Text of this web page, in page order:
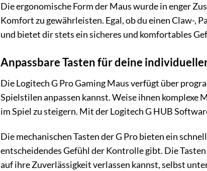
Die ergonomische Form der Maus wurde in enger
Komfort zu gewährleisten. Egal, ob du einen Claw-,
und bietet dir stets ein sicheres und komfortables
Anpassbare Tasten für deine
Die Logitech G Pro Gaming Maus verfügt über
Spielstilen anpassen kannst. Weise ihnen komplexe
im Spiel zu steigern. Mit der Logitech G HUB
Die mechanischen Tasten der G Pro bieten ein
entscheidendes Gefühl der Kontrolle gibt. Die
auf ihre Zuverlässigkeit verlassen kannst, selbst